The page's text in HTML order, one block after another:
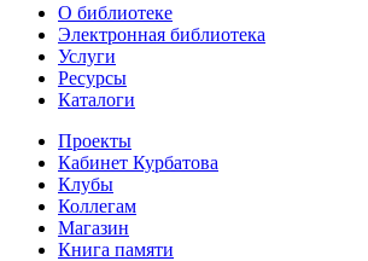
О библиотеке
Электронная библиотека
Услуги
Ресурсы
Каталоги
Проекты
Кабинет Курбатова
Клубы
Коллегам
Магазин
Книга памяти